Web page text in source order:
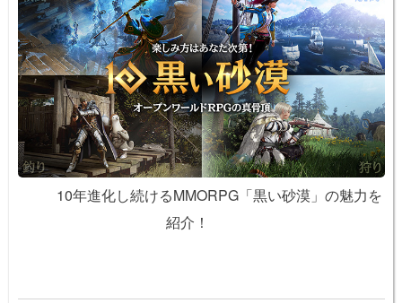
10年進化し続けるMMORPG「黒い砂漠」の魅力を
紹介！